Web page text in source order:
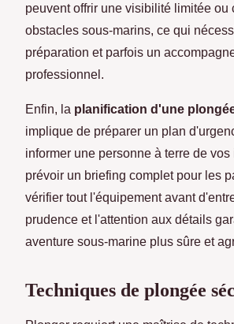
peuvent offrir une visibilité limitée ou
obstacles sous-marins, ce qui
préparation et parfois un
professionnel.
Enfin, la planification d'une
implique de préparer un plan
informer une personne à terre de vos
prévoir un briefing complet pour les
vérifier tout l'équipement avant
prudence et l'attention aux détails
aventure sous-marine plus sûre et
Techniques de plongée